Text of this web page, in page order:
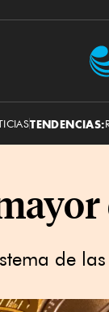
TENDENCIAS:
de